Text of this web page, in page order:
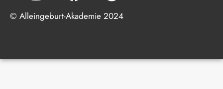
© Alleingeburt-Akademie 2024